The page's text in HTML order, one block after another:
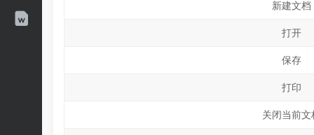
新建文档
打开
保存
打印
关闭当前文